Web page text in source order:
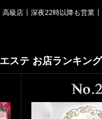
高級店 深夜22時以降も営業
ステ お店ランキング